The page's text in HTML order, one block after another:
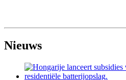
Nieuws